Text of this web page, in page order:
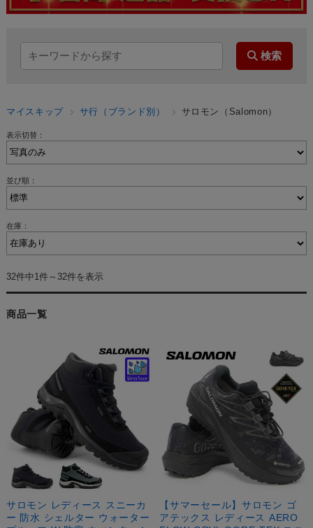
マイスキップ サ行（ブランド別） サロモン（Salomon）
表示切替：
並び順：
在庫：
32件中1件～32件を表示
商品一覧
サロモン レディース スニーカ
ー 防水 シェルター ウォーター
【サマーセール】サロモン ゴ
アテックス レディース AERO